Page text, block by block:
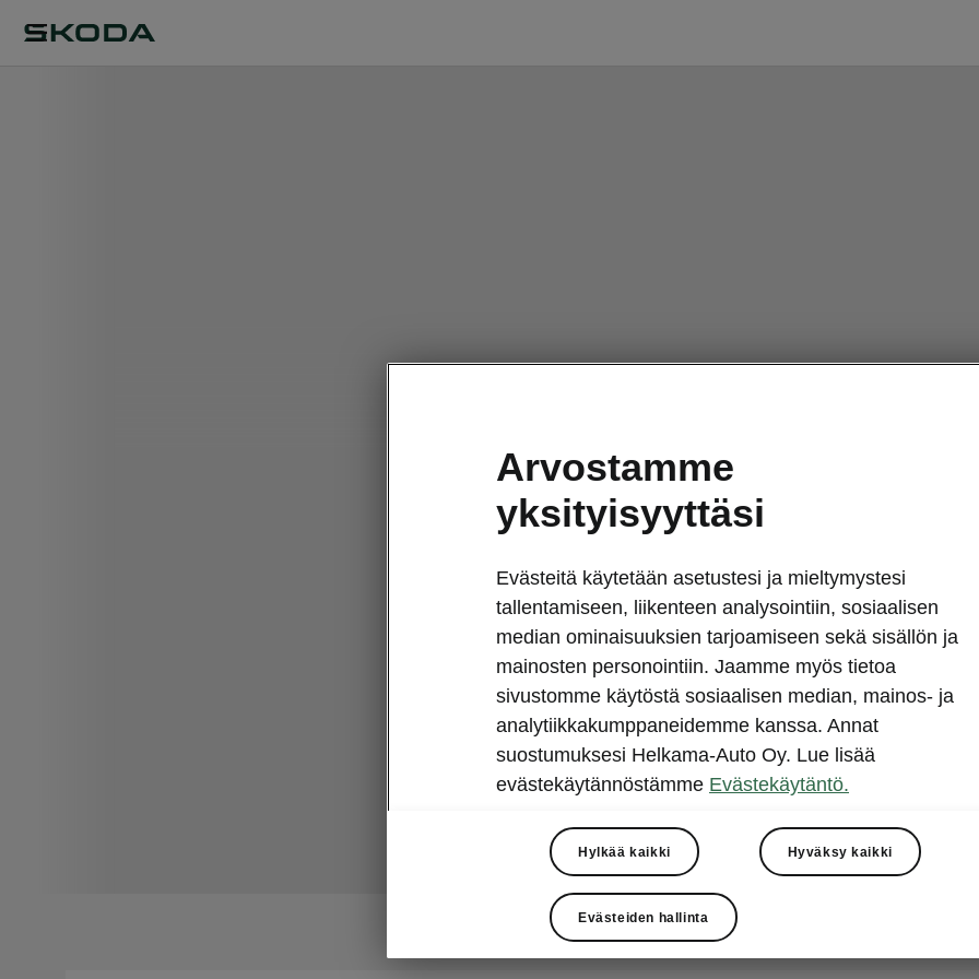
ŠKODA SUPERB iV -
2019-10-03T08:37:29.355+00:00
3. lokakuuta 2019. Ladattava SUPERB iV -hybridi
lippulaivamallin mallistoa. Tämän myötä ŠKODA
ajamisen aikaan. Ennakkomyynti on alkanut ja
vuoden 2020 alussa. SUPERB iV -malliston hinnat
farmarimallisen SUPERB Combi iV -mallin 40 128,20
neljä kattavaa varustetasoa; AMBITION ja STYLE,
ylellisimmin varusteltu L&K.
Arvostamme
yksityisyyttäsi
Evästeitä käytetään asetustesi ja mieltymystesi
tallentamiseen, liikenteen analysointiin, sosiaalisen
median ominaisuuksien tarjoamiseen sekä sisällön ja
mainosten personointiin. Jaamme myös tietoa
sivustomme käytöstä sosiaalisen median, mainos- ja
analytiikkakumppaneidemme kanssa. Annat
suostumuksesi Helkama-Auto Oy. Lue lisää
evästekäytännöstämme Evästekäytäntö.
Hylkää kaikki Hyväksy kaikki
Evästeiden hallinta